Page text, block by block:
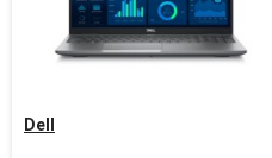
Dell